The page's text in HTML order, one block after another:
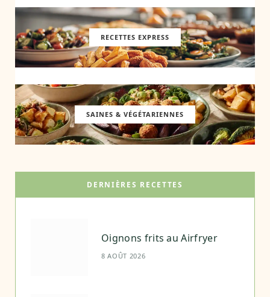
RECETTES EXPRESS
SAINES & VÉGÉTARIENNES
DERNIÈRES RECETTES
Oignons frits au Airfryer
8 AOÛT 2026